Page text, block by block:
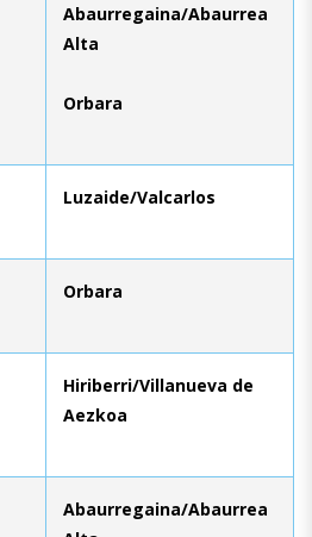
Abaurregaina/Abaurrea
Alta
Orbara
Luzaide/Valcarlos
Orbara
Hiriberri/Villanueva de
Aezkoa
Abaurregaina/Abaurrea